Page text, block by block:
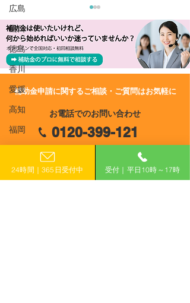
広島
山口
徳島
香川
愛媛
高知
福岡
長崎
令和8年度 中小企業省エ
ネルギー設備導入費等補
助金
​補助金申請に関するご相談・ご質問はお気軽に
お電話でのお問い合わせ
0120-399-121
（平日10:00−17:00）
24時間｜365日受付中 受付｜平日10時～17時